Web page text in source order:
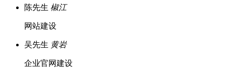
陈先生 椒江
网站建设
吴先生 黄岩
企业官网建设